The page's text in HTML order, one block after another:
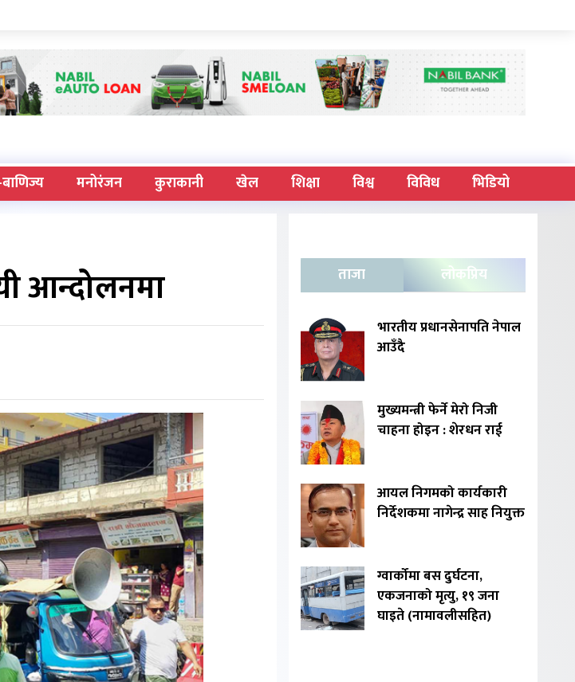
मनोरंजन कुराकानी खेल शिक्षा विश्व विविध भिडियो
आन्दोलनमा ताजा लोकप्रिय
भारतीय प्रधानसेनापति नेपाल
आउँदै
मुख्यमन्त्री फेर्ने मेरो निजी
चाहना होइन : शेरधन राई
आयल निगमको कार्यकारी
निर्देशकमा नागेन्द्र साह नियुक्त
ग्वार्कोमा बस दुर्घटना,
एकजनाको मृत्यु, १९ जना
घाइते (नामावलीसहित)